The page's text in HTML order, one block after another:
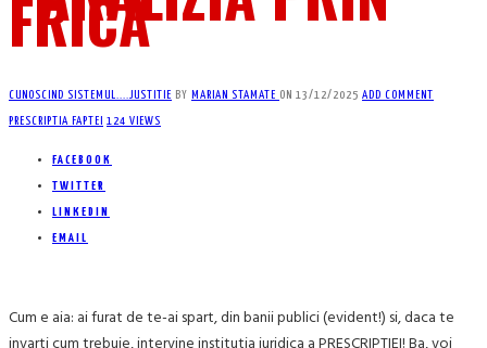
FRICA
CUNOSCIND SISTEMUL.... JUSTITIE BY MARIAN STAMATE ON 13/12/2025 ADD COMMENT
PRESCRIPTIA FAPTEI 124 VIEWS
FACEBOOK
TWITTER
LINKEDIN
EMAIL
Cum e aia: ai furat de te-ai spart, din banii publici (evident!) si, daca te